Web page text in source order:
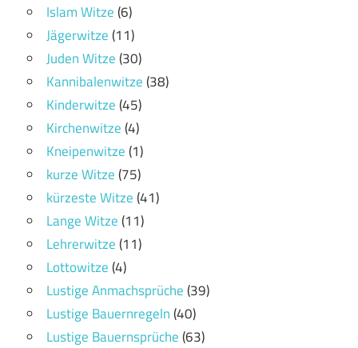
Islam Witze(6)
Jägerwitze(11)
Juden Witze(30)
Kannibalenwitze(38)
Kinderwitze(45)
Kirchenwitze(4)
Kneipenwitze(1)
kurze Witze(75)
kürzeste Witze(41)
Lange Witze(11)
Lehrerwitze(11)
Lottowitze(4)
Lustige Anmachsprüche(39)
Lustige Bauernregeln(40)
Lustige Bauernsprüche(63)